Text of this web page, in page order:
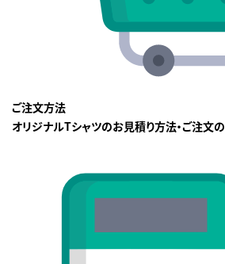
ご注文方法
オリジナルTシャツのお見積り方法・ご注文